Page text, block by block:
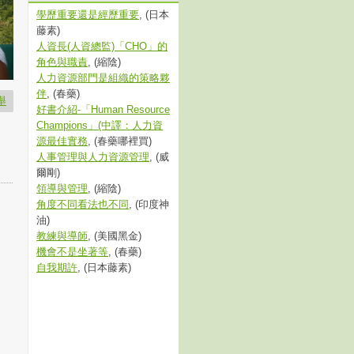
學歷重要還是經歷重要, (日本
藤素)
人資長(人資總監)「CHO」的
角色與職責, (縮陰)
人力資源部門是組織的策略夥
伴, (春藥)
好書介紹-「Human Resource
Champions」(中譯：人力資
源最佳實務, (春藥哪裡買)
人事管理與人力資源管理, (威
爾剛)
領導與管理, (縮陰)
角度不同看法也不同 , (印度神
油)
教練與導師, (美國黑金)
機會不是坐著等, (春藥)
自我期許, (日本藤素)